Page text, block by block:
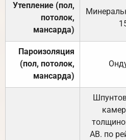
Утепление (пол,
потолок,
мансарда)
Пароизоляция
(пол, потолок,
мансарда)
АВ. по